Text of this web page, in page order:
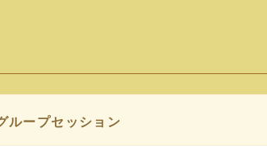
ループセッション